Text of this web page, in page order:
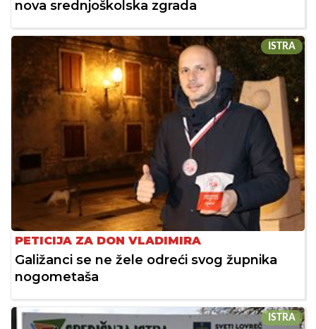
nova srednjoškolska zgrada
ISTRA
PETICIJA ZA DON VLADIMIRA
Galižanci se ne žele odreći svog župnika
nogometaša
ISTRA